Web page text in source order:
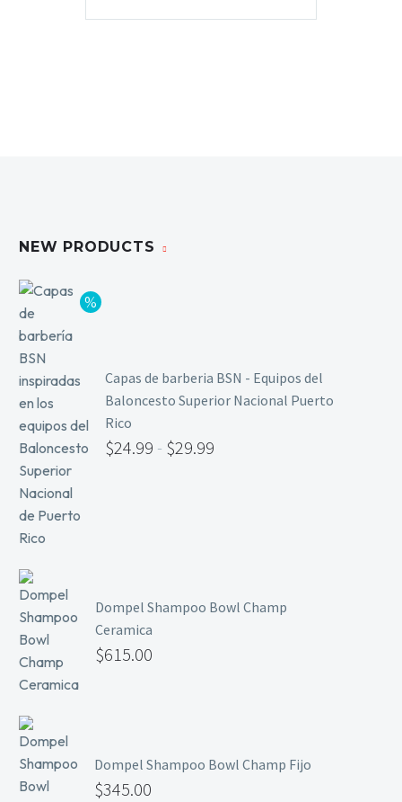
Nail Drills
Monómeros
Acrílicos y Colecciones
Esmaltes y Gel Remover
Top, Base, Builder y Polygel
Lámparas de Secado
Nail Tips, Gel Tips y Pegas
Primer y Antifungal
Mesas y Maletas
Máquinas de Pedicura
Removedor de Callos
Otros
Equipos y Más
Lo Nuevo
NEW PRODUCTS
Capas de barberia BSN - Equipos del
Baloncesto Superior Nacional Puerto
Rico
$24.99 - $29.99
Dompel Shampoo Bowl Champ
Ceramica
$615.00
Dompel Shampoo Bowl Champ Fijo
$345.00